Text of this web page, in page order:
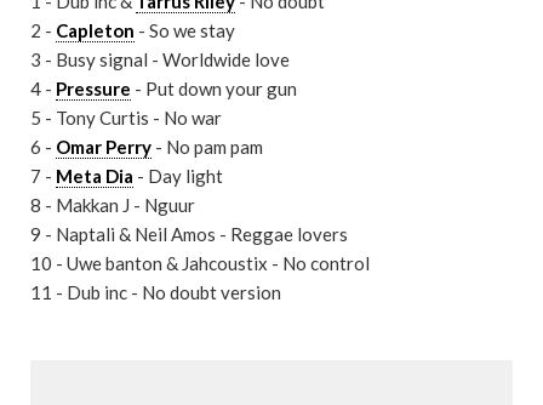
2 - Capleton - So we stay
3 - Busy signal - Worldwide love
4 - Pressure - Put down your gun
5 - Tony Curtis - No war
6 - Omar Perry - No pam pam
7 - Meta Dia - Day light
8 - Makkan J - Nguur
9 - Naptali & Neil Amos - Reggae lovers
10 - Uwe banton & Jahcoustix - No control
11 - Dub inc - No doubt version